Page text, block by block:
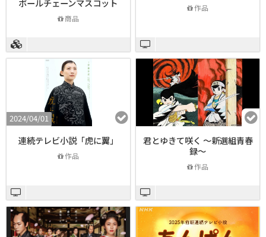
ボールチェーンマスコット
商品
作品
2024/04/01
連続テレビ小説「虎に翼」
作品
君とゆきて咲く ～新選組青春
録～
作品